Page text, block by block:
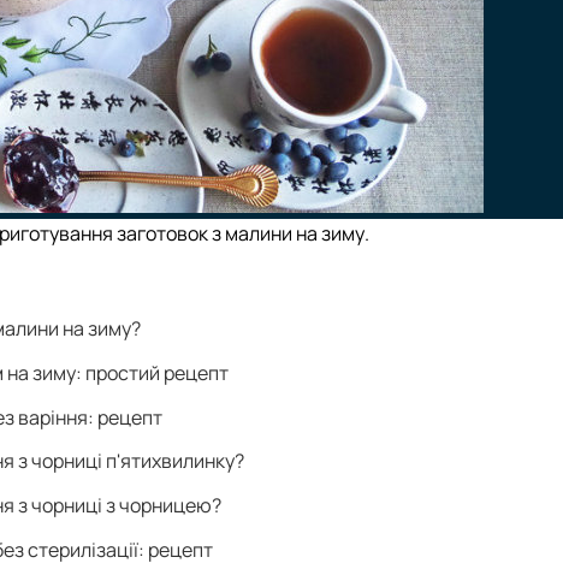
заготовок з малини на зиму.
на зиму?
зиму: простий рецепт
варіння: рецепт
з чорниці п'ятихвилинку?
з чорниці з чорницею?
стерилізації: рецепт